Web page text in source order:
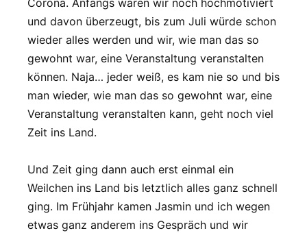
Corona. Anfangs waren wir noch hochmotiviert
und davon überzeugt, bis zum Juli würde schon
wieder alles werden und wir, wie man das so
gewohnt war, eine Veranstaltung veranstalten
können. Naja… jeder weiß, es kam nie so und bis
man wieder, wie man das so gewohnt war, eine
Veranstaltung veranstalten kann, geht noch viel
Zeit ins Land.
Und Zeit ging dann auch erst einmal ein
Weilchen ins Land bis letztlich alles ganz schnell
ging. Im Frühjahr kamen Jasmin und ich wegen
etwas ganz anderem ins Gespräch und wir